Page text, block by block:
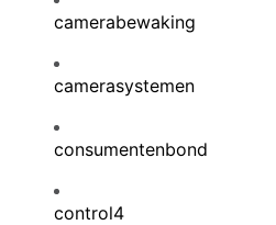
camerabewaking
camerasystemen
consumentenbond
control4